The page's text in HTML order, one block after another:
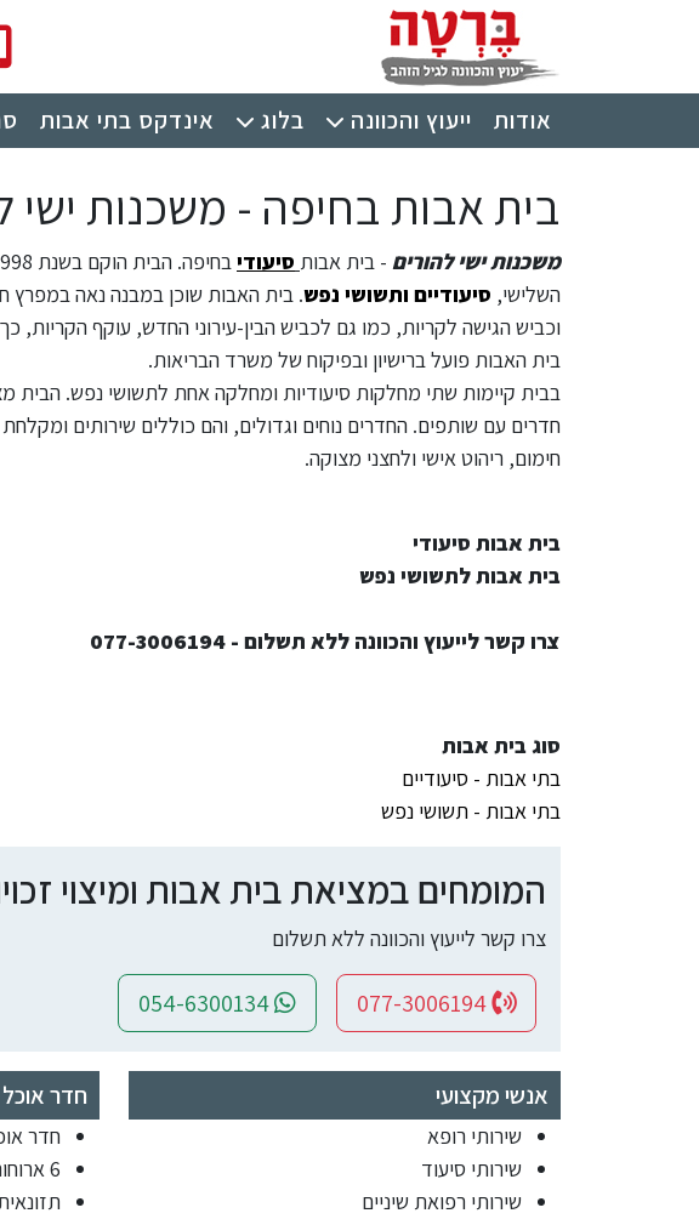
תפריט ראשי
אודות ייעוץ והכוונה בלוג אינדקס בתי אבות
בית אבות בחיפה - משכנות ישי
משכנות ישי להורים - בית אבות סיעודי
השלישי, סיעודיים ותשושי נפש. בית האבות שוכן במבנה נאה במפרץ
וכביש הגישה לקריות, כמו גם לכביש הבין-עירוני החדש, עוקף הקריות,
בית האבות פועל ברישיון ובפיקוח של משרד הבריאות.
בבית קיימות שתי מחלקות סיעודיות ומחלקה אחת לתשושי נפש. הבית
חדרים עם שותפים. החדרים נוחים וגדולים, והם כוללים שירותים ומקלחת
חימום, ריהוט אישי ולחצני מצוקה.
בית אבות סיעודי
בית אבות לתשושי נפש
צרו קשר לייעוץ והכוונה ללא תשלום - 077-3006194
סוג בית אבות
בתי אבות - סיעודיים
בתי אבות - תשושי נפש
המומחים במציאת בית אבות ומיצוי
צרו קשר לייעוץ והכוונה ללא תשלום
חדר אוכל
חדר
6 ארוחות ביום
אנשי מקצועי
שירותי רופא
שירותי סיעוד
שירותי רפואת שיניים